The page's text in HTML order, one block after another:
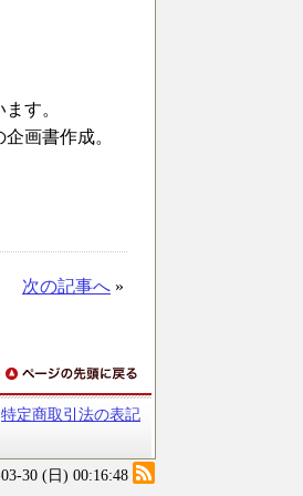
す。
画書作成。
次の記事へ »
特定商取引法の表記
30 (日) 00:16:48